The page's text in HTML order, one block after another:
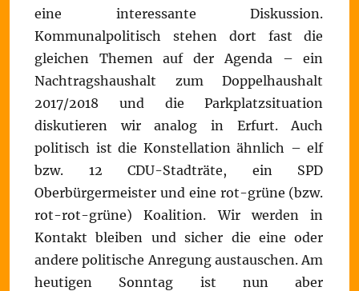
eine interessante Diskussion.
Kommunalpolitisch stehen dort fast die
gleichen Themen auf der Agenda – ein
Nachtragshaushalt zum Doppelhaushalt
2017/2018 und die Parkplatzsituation
diskutieren wir analog in Erfurt. Auch
politisch ist die Konstellation ähnlich – elf
bzw. 12 CDU-Stadträte, ein SPD
Oberbürgermeister und eine rot-grüne (bzw.
rot-rot-grüne) Koalition. Wir werden in
Kontakt bleiben und sicher die eine oder
andere politische Anregung austauschen. Am
heutigen Sonntag ist nun aber